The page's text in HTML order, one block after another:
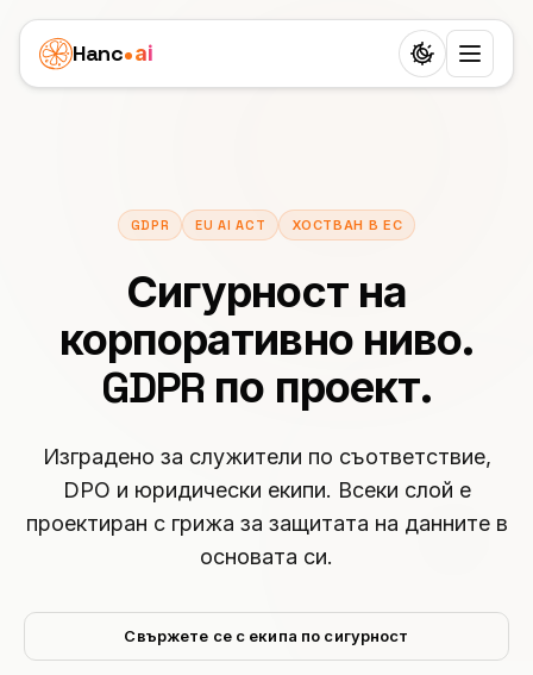
Hanc ai
Switch to
Преглед
Функции
Workflow
24 роли
SIP транкове
CRM
Сигурност и GDPR
ЗДРАВЕОПАЗВАНЕ
Зъболекар
Лекар
Ветеринар
УСЛУГИ
Салон за красота
Занаяти
Бизнес казуси
Детска клиника
Агенция за недвижими имоти
Грижа за възрастни хора
Погребална агенция
Премиум хотелиерство
Ветеринарна клиника
Ресурси
Блог
Документация
АКТУАЛИЗАЦИИ
ПЕЧЕЛИ
Партньорска програма
ИЗГРАЖДАЙ
Партньор за решения
България
Създай агент
Вход
GDPR EU AI ACT ХОСТВАН В ЕС
Сигурност на
корпоративно ниво.
GDPR по проект.
Изградено за служители по съответствие,
DPO и юридически екипи. Всеки слой е
проектиран с грижа за защитата на данните в
основата си.
Свържете се с екипа по сигурност